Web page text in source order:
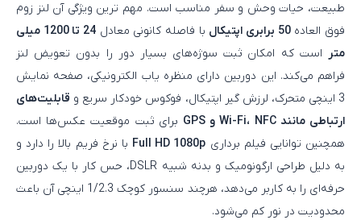
طبیعت، حیات‌ وحش و سفر مناسب است. مهم‌ ترین ویژگی آن لنز زوم
فوق‌ العاده50 برابری اپتیکال با فاصله کانونی معادل
24 تا 1200 میلی‌
متر است که امکان ثبت سوژه‌های بسیار دور را بدون تعویض لنز
فراهم می‌کند. این دوربین دارای منظره‌ یاب الکترونیکی، صفحه‌ نمایش
3 اینچی متحرک، لرزش‌ گیر اپتیکال، فوکوس خودکار سریع و
قابلیت‌های
ارتباطی مانند Wi-Fi، NFC و GPS
برای ثبت موقعیت عکس‌ها است.
همچنین توانایی فیلم‌ برداری Full HD 1080p با نرخ فریم بالا را دارد و
به دلیل طراحی ارگونومیک و بدنه شبیه DSLR، حس کار با یک دوربین
حرفه‌ای را به کاربر می‌دهد، هرچند سنسور کوچک 1/2.3 اینچی آن باعث
محدودیت در نور کم می‌شود.